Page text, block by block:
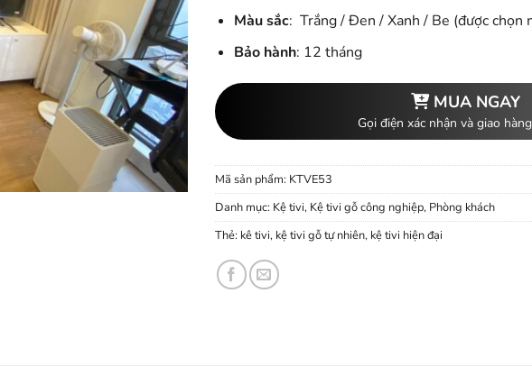
Màu sắc: Trắng / Đen / Xanh / Be (được chọn
Bảo hành: 12 tháng
MUA NGAY
Gọi điện xác nhận và giao
Mã sản phẩm: KTVE53
Danh mục: Kệ tivi, Kệ tivi gỗ công nghiệp, Phòng khách
Thẻ: kê tivi, kệ tivi gỗ tự nhiên, kệ tivi hiện đại